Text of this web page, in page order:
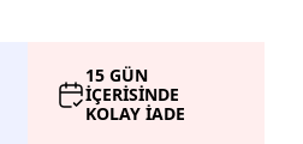
15 GÜN
İÇERİSİNDE
KOLAY İADE